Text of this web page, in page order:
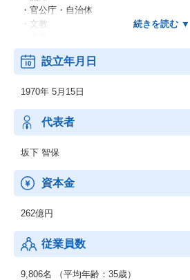
・官公庁・自治体
・文教
・他
＜業務別＞
・CRM
・SFA
・SCM
・ERP
・WEB
＜IT基盤、ネットワーク＞
・ネットワーク
・先端IT
・ミドルウェア
◆制御系システムサービス
＜移動体通信制御開発＞
設立年月日
1970年 5月15日
代表者
坂下 智保
資本金
262億円
従業員数
9,806名 （平均年齢：35歳）